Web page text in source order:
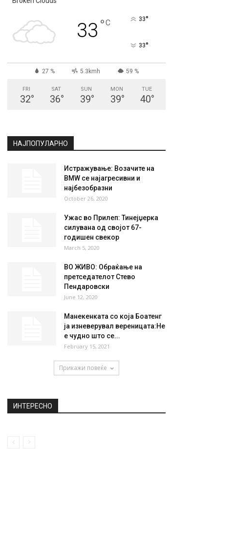
СКОПЈЕ
33
5.3kmh
° 39° 39° 40°
Истражување: Возачите на
BMW се најагресивни и
најбезобразни
October 26, 2020
Ужас во Прилеп: Тинејџерка
силувана од својот 67-
годишен свекор
March 5, 2020
June 12, 2020